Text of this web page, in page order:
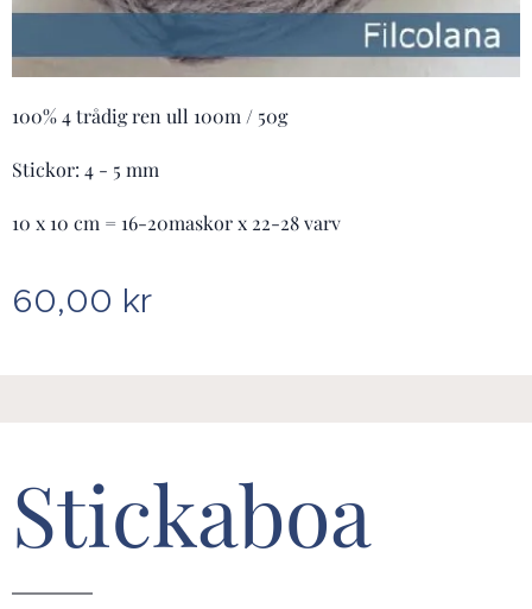
100% 4 trådig ren ull 100m / 50g
Stickor: 4 - 5 mm
10 x 10 cm = 16-20maskor x 22-28 varv
60,00 kr
Stickaboa